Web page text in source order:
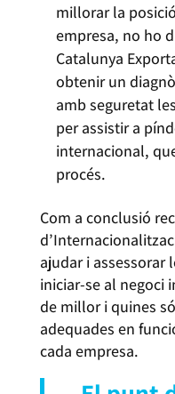
millorar la
empresa, no ho
Catalunya
obtenir un
amb seguretat
per assistir a
internacional,
procés.
Com a conclusió
ajudar i assessorar
iniciar-se al negoci
de millor i quines
adequades en
cada empresa.